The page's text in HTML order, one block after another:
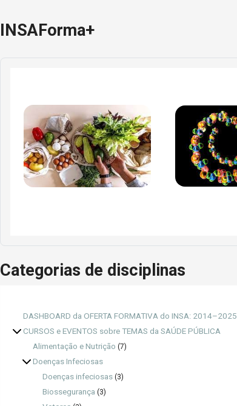
INSAForma+
Categorias de disciplinas
DASHBOARD da OFERTA FORMATIVA do INSA: 2014–2025
CURSOS e EVENTOS sobre TEMAS da SAÚDE PÚBLICA
Alimentação e Nutrição (7)
Doenças Infeciosas
Doenças infeciosas (3)
Biossegurança (3)